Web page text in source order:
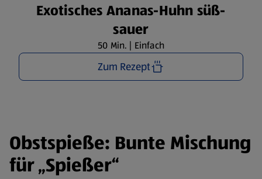
Exotisches Ananas-Huhn süß-
sauer
50 Min. | Einfach
Zum Rezept
Obstspieße: Bunte Mischung
für „Spießer“